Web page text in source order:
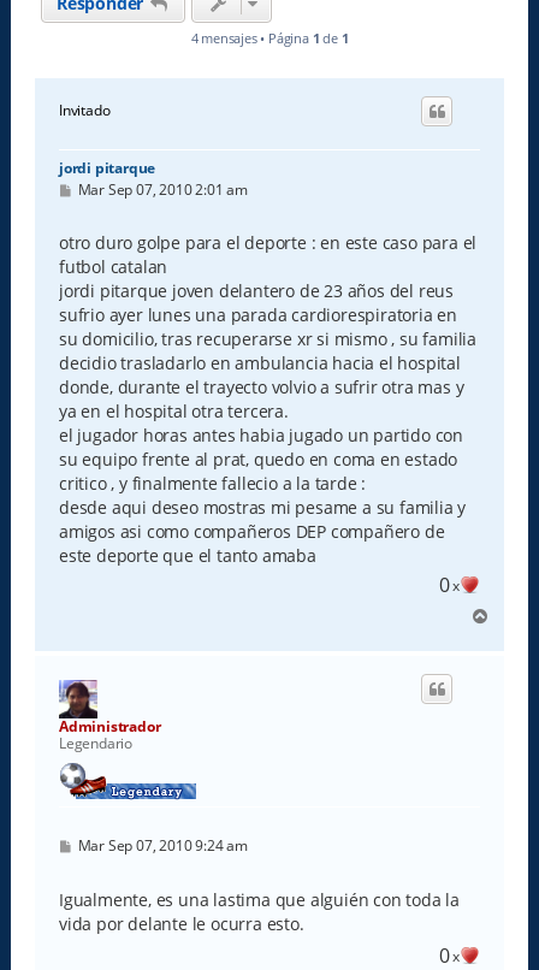
4 mensajes • Página 1 de 1
Invitado
jordi pitarque
M
s
a
j
e
Mar Sep 07, 2010 2:01 am
otro duro golpe para el deporte : en este caso para el
futbol catalan
jordi pitarque joven delantero de 23 años del reus
sufrio ayer lunes una parada cardiorespiratoria en
su domicilio, tras recuperarse xr si mismo , su familia
decidio trasladarlo en ambulancia hacia el hospital
donde, durante el trayecto volvio a sufrir otra mas y
ya en el hospital otra tercera.
el jugador horas antes habia jugado un partido con
su equipo frente al prat, quedo en coma en estado
critico , y finalmente fallecio a la tarde :
desde aqui deseo mostras mi pesame a su familia y
amigos asi como compañeros DEP compañero de
este deporte que el tanto amaba
0x
r
Administrador
Legendario
M
s
a
j
Mar Sep 07, 2010 9:24 am
Igualmente, es una lastima que alguién con toda la
vida por delante le ocurra esto.
0x